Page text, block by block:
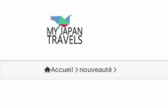
Accueil nouveauté